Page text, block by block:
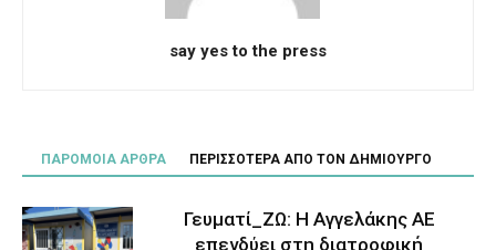
say yes to the press
ΠΑΡΟΜΟΙΑ ΑΡΘΡΑ ΠΕΡΙΣΣΟΤΕΡΑ ΑΠΟ ΤΟΝ ΔΗΜΙΟΥΡΓΟ
Γευματί_ΖΩ: Η Αγγελάκης ΑΕ
επενδύει στη διατροφική